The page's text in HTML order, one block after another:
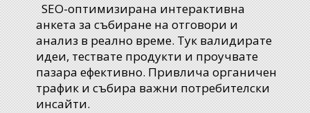
SEO-оптимизирана интерактивна
анкета за събиране на отговори и
анализ в реално време. Тук валидирате
идеи, тествате продукти и проучвате
пазара ефективно. Привлича органичен
трафик и събира важни потребителски
инсайти.